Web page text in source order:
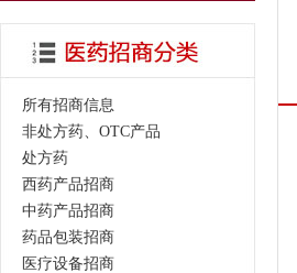
所有招商信息
非处方药、OTC产品
处方药
西药产品招商
中药产品招商
药品包装招商
医疗设备招商